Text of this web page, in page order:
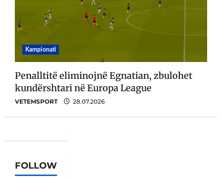
Kampionati
Penalltitë eliminojnë Egnatian, zbulohet
kundërshtari në Europa League
VETEMSPORT 28.07.2026
FOLLOW